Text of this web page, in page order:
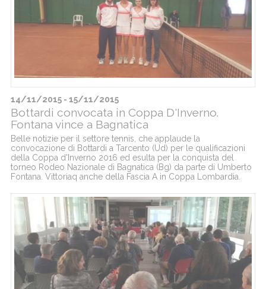
14/11/2015 - 15/11/2015
Bottardi convocata in Coppa D'Inverno.
Fontana vince a Bagnatica
Belle notizie per il settore tennis, che applaude la
convocazione di Bottardi a Tarcento (Ud) per le qualificazioni
della Coppa d'Inverno 2016 ed esulta per la conquista del
torneo Rodeo Nazionale di Bagnatica (Bg) da parte di Umberto
Fontana. Vittoriaq anche della Fascia A in Coppa Lombardia.